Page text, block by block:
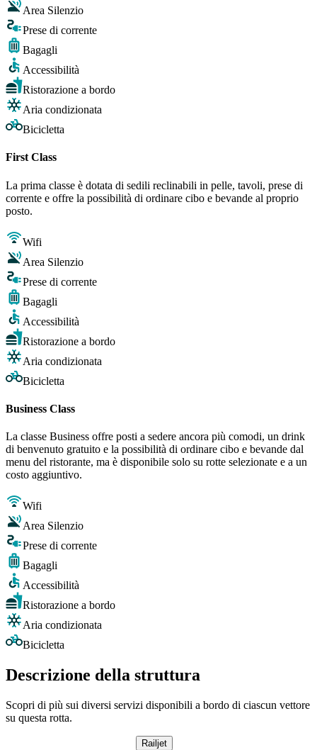
Area Silenzio
Prese di corrente
Bagagli
Accessibilità
Ristorazione a bordo
Aria condizionata
Bicicletta
First Class
La prima classe è dotata di sedili reclinabili in pelle, tavoli, prese di
corrente e offre la possibilità di ordinare cibo e bevande al proprio
posto.
Wifi
Area Silenzio
Prese di corrente
Bagagli
Accessibilità
Ristorazione a bordo
Aria condizionata
Bicicletta
Business Class
La classe Business offre posti a sedere ancora più comodi, un drink
di benvenuto gratuito e la possibilità di ordinare cibo e bevande dal
menu del ristorante, ma è disponibile solo su rotte selezionate e a un
costo aggiuntivo.
Wifi
Area Silenzio
Prese di corrente
Bagagli
Accessibilità
Ristorazione a bordo
Aria condizionata
Bicicletta
Descrizione della struttura
Scopri di più sui diversi servizi disponibili a bordo di ciascun vettore
su questa rotta.
Railjet